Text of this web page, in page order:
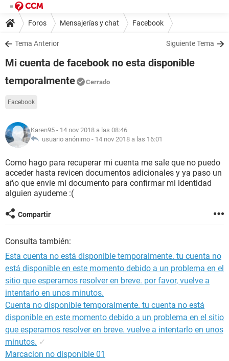
Foros Mensajerías y chat Facebook
Tema Anterior Siguiente Tema
Mi cuenta de facebook no esta disponible
temporalmente
Cerrado
Facebook
Karen95 - 14 nov 2018 a las 08:46
usuario anónimo - 14 nov 2018 a las 16:01
Como hago para recuperar mi cuenta me sale que no puedo
acceder hasta revicen documentos adicionales y ya paso un
año que envie mi documento para confirmar mi identidad
alguien ayudeme :(
Compartir
Consulta también:
Esta cuenta no está disponible temporalmente. tu cuenta no
está disponible en este momento debido a un problema en el
sitio que esperamos resolver en breve. por favor, vuelve a
intentarlo en unos minutos.
Cuenta no disponible temporalmente. tu cuenta no está
disponible en este momento debido a un problema en el sitio
que esperamos resolver en breve. vuelve a intentarlo en unos
minutos. ✓
Marcacion no disponible 01